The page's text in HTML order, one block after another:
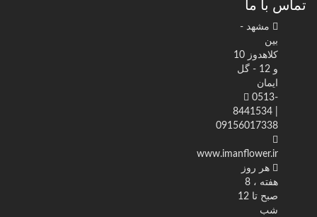
تماس با ما
مشهد -
بین
کلاهدوز 10
و 12 - گل
ایمان
0513-
8441534 |
09156017338
www.imanflower.ir
هر روز
هفته ، 8
صبح تا 12
شب